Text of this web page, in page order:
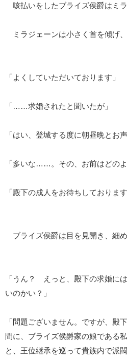
咳払いをしたブライズ侯爵はミラ
ミラジェーンは小さく首を傾げ、
「よくしていただいております」
「……求婚されたと聞いたが」
「はい、登城する度に朝昼晩とお
「多いな……。その、お前はどのよ
「殿下の成人をお待ちしておりま
ブライズ侯爵は目を見開き、細め
「うん？ えっと、殿下の求婚に
いのかい？」
「問題ございません。ですが、殿
間に、ブライズ侯爵家の娘である
と、王位継承を巡って貴族内で派